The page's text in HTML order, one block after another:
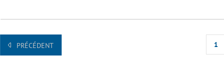
PRÉCÉDENT 1